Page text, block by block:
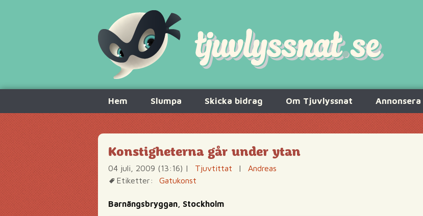
innehåll
Hem Slumpa Skicka bidrag Om Tjuvlyssnat Annonsera
Konstigheterna går under ytan
04 juli, 2009 (13:16) | Tjuvtittat |
Andreas
Etiketter:
Gatukonst
Barnängsbryggan, Stockholm